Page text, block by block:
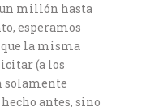
un millón hasta
esperamos
la misma
(a los
solamente
antes, sino